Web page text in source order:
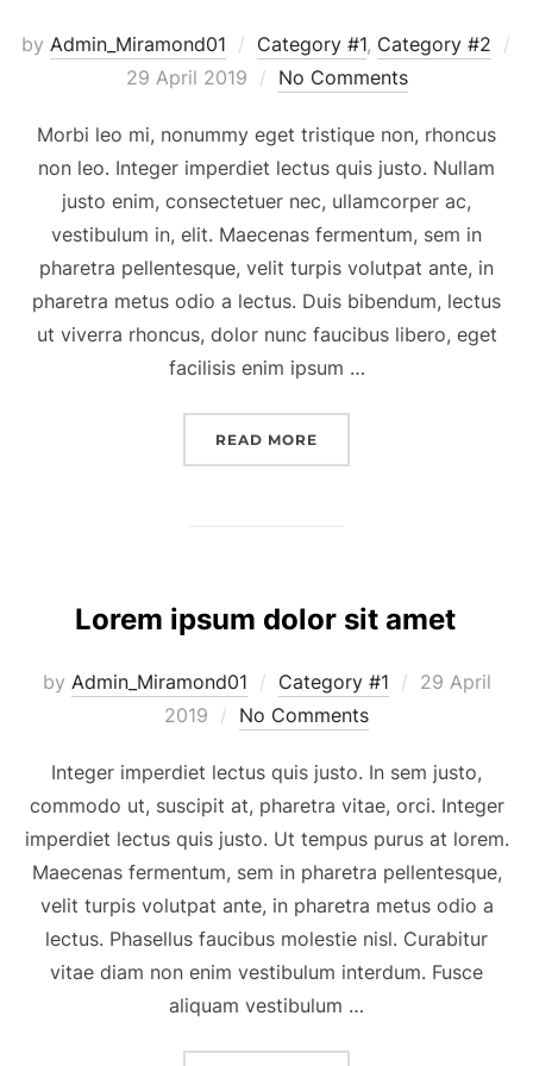
by Admin_Miramond01 Category #1, Category #2
Posted
29 April 2019 No Comments
Morbi leo mi, nonummy eget tristique non, rhoncus
non leo. Integer imperdiet lectus quis justo. Nullam
justo enim, consectetuer nec, ullamcorper ac,
vestibulum in, elit. Maecenas fermentum, sem in
pharetra pellentesque, velit turpis volutpat ante, in
pharetra metus odio a lectus. Duis bibendum, lectus
ut viverra rhoncus, dolor nunc faucibus libero, eget
facilisis enim ipsum …
READ MORE
Lorem ipsum dolor sit amet
by Admin_Miramond01 Category #1
Posted
29 April
2019
No Comments
Integer imperdiet lectus quis justo. In sem justo,
commodo ut, suscipit at, pharetra vitae, orci. Integer
imperdiet lectus quis justo. Ut tempus purus at lorem.
Maecenas fermentum, sem in pharetra pellentesque,
velit turpis volutpat ante, in pharetra metus odio a
lectus. Phasellus faucibus molestie nisl. Curabitur
vitae diam non enim vestibulum interdum. Fusce
aliquam vestibulum …